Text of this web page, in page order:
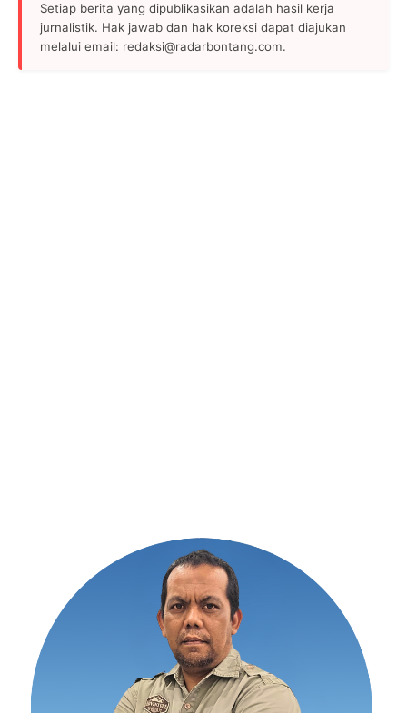
Setiap berita yang dipublikasikan adalah hasil kerja
jurnalistik. Hak jawab dan hak koreksi dapat diajukan
melalui email: redaksi@radarbontang.com.